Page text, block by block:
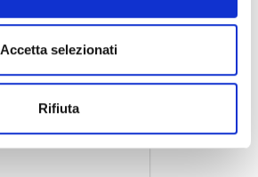
Accetta selezionati
Rifiuta